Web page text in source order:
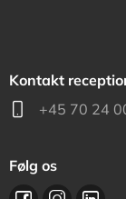
Kontakt
+45 70 24
Følg os